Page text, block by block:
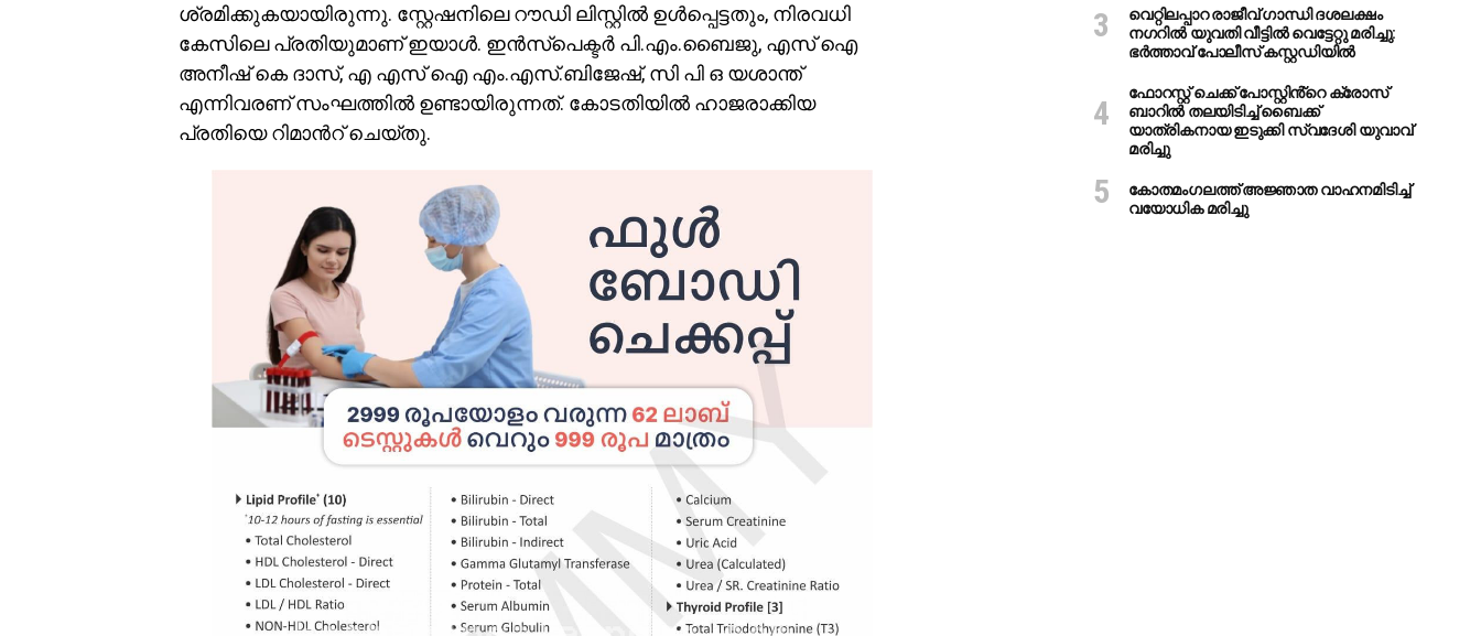
ശ്രമിക്കുകയായിരുന്നു. സ്റ്റേഷനിലെ റൗഡി ലിസ്റ്റിൽ ഉൾപ്പെട്ടതും, നിരവധി
കേസിലെ പ്രതിയുമാണ് ഇയാൾ. ഇൻസ്പെക്ടർ പി.എം.ബൈജു, എസ് ഐ
അനീഷ് കെ ദാസ്, എ എസ് ഐ എം.എസ്.ബിജേഷ്, സി പി ഒ യശാന്ത്
എന്നിവരണ് സംഘത്തിൽ ഉണ്ടായിരുന്നത്. കോടതിയിൽ ഹാജരാക്കിയ
പ്രതിയെ റിമാൻറ് ചെയ്തു.
വെറ്റിലപ്പാറ രാജീവ് ഗാന്ധി ദശലക്ഷം
നഗറിൽ യുവതി വീട്ടിൽ വെട്ടേറ്റു മരിച്ചു:
ഭർത്താവ് പോലീസ് കസ്റ്റഡിയിൽ
ഫോറസ്റ്റ് ചെക്ക് പോസ്റ്റിൻ്റെ ക്രോസ്
ബാറില്‍ തലയിടിച്ച് ബൈക്ക്
യാത്രികനായ ഇടുക്കി സ്വദേശി യുവാവ്
മരിച്ചു
കോതമംഗലത്ത് അജ്ഞാത വാഹനമിടിച്ച്
വയോധിക മരിച്ചു